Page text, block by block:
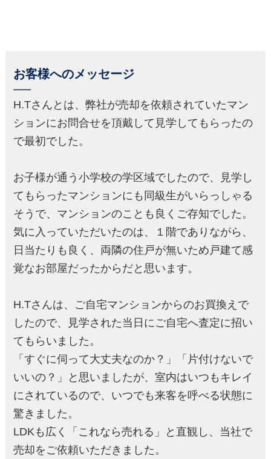
お客様へのメッセージ
H.Tさんとは、弊社が売却を依頼されていたマン
ションにお問合せを頂戴して見学してもらったの
で最初でした。
お子様が通う小学校の学区域でしたので、見学し
てもらったマンションにも同級生がいらっしゃる
そうで、マンションのことも良くご存知でした。
気に入っていただいたのは、１階でありながら、
日当たりも良く、両隣の住戸が無いため戸建て感
覚なお部屋だったからだと思います。
H.Tさんは、ご自宅マンションからのお買換えで
したので、見学された当日にご自宅へ査定に招い
てもらいました。
「すぐに伺って大丈夫なのか？」「片付けないで
いいの？」と思いましたが、室内はいつもキレイ
にされているので、いつでも来客を呼べる状態に
驚きました。
LDKも広く「これなら売れる」と直観し、当社で
売却をご依頼いただきました。